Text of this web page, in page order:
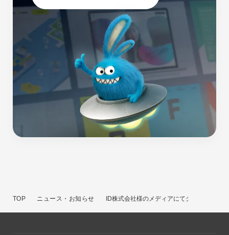
TOP ニュース・お知らせ ID株式会社様のメディアにてクーシーが紹